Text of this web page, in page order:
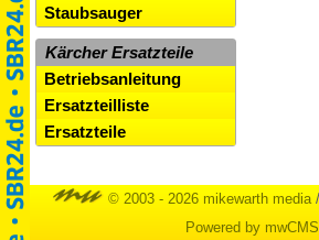
Staubsauger
Kärcher Ersatzteile
Betriebsanleitung
Ersatzteilliste
Ersatzteile
© 2003 - 2026 mikewarth media/
Powered by